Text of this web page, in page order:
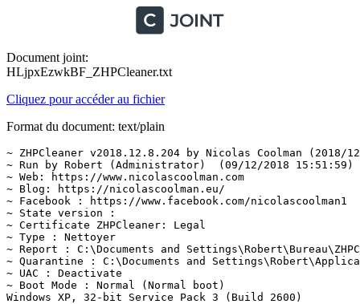
Document joint:
HLjpxEzwkBF_ZHPCleaner.txt
Cliquez pour accéder au fichier
Format du document: text/plain
~ ZHPCleaner v2018.12.8.204 by Nicolas Coolman (2018/
~ Run by Robert (Administrator)  (09/12/2018 15:51:59)
~ Web: https://www.nicolascoolman.com
~ Blog: https://nicolascoolman.eu/
~ Facebook : https://www.facebook.com/nicolascoolman1
~ State version :
~ Certificate ZHPCleaner: Legal
~ Type : Nettoyer
~ Report : C:\Documents and
~ Quarantine : C:\Documents and
~ UAC : Deactivate
~ Boot Mode : Normal (Normal boot)
Windows XP, 32-bit Service Pack 3 (Build 2600)